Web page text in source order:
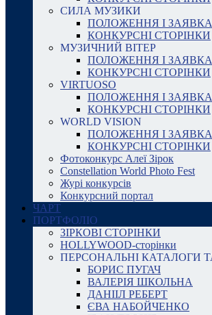
СИЛА МУЗИКИ
ПОЛОЖЕННЯ І ЗАЯВКА
КОНКУРСНІ СТОРІНКИ
МУЗИЧНИЙ ВІТЕР
ПОЛОЖЕННЯ І ЗАЯВКА
КОНКУРСНІ СТОРІНКИ
VIRTUOSO
ПОЛОЖЕННЯ І ЗАЯВКА
КОНКУРСНІ СТОРІНКИ
WORLD VISION
ПОЛОЖЕННЯ І ЗАЯВКА
КОНКУРСНІ СТОРІНКИ
Фотоконкурс Алеї Зірок
Constellation World Photo Fest
Журі конкурсів
Конкурсний портал
ЧАРТ
ПОРТФОЛІО
ЗІРКОВІ СТОРІНКИ
HOLLYWOOD-сторінки
ПЕРСОНАЛЬНІ КАТАЛОГИ
БОРИС ПУГАЧ
ВАЛЕРІЯ ШКОЛЬНА
ДАНІІЛ РЕБЕРТ
ЄВА НАБОЙЧЕНКО